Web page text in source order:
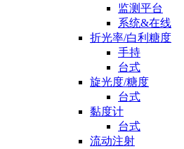
监测平台
系统&在线
折光率/白利糖度
手持
台式
旋光度/糖度
台式
黏度计
台式
流动注射